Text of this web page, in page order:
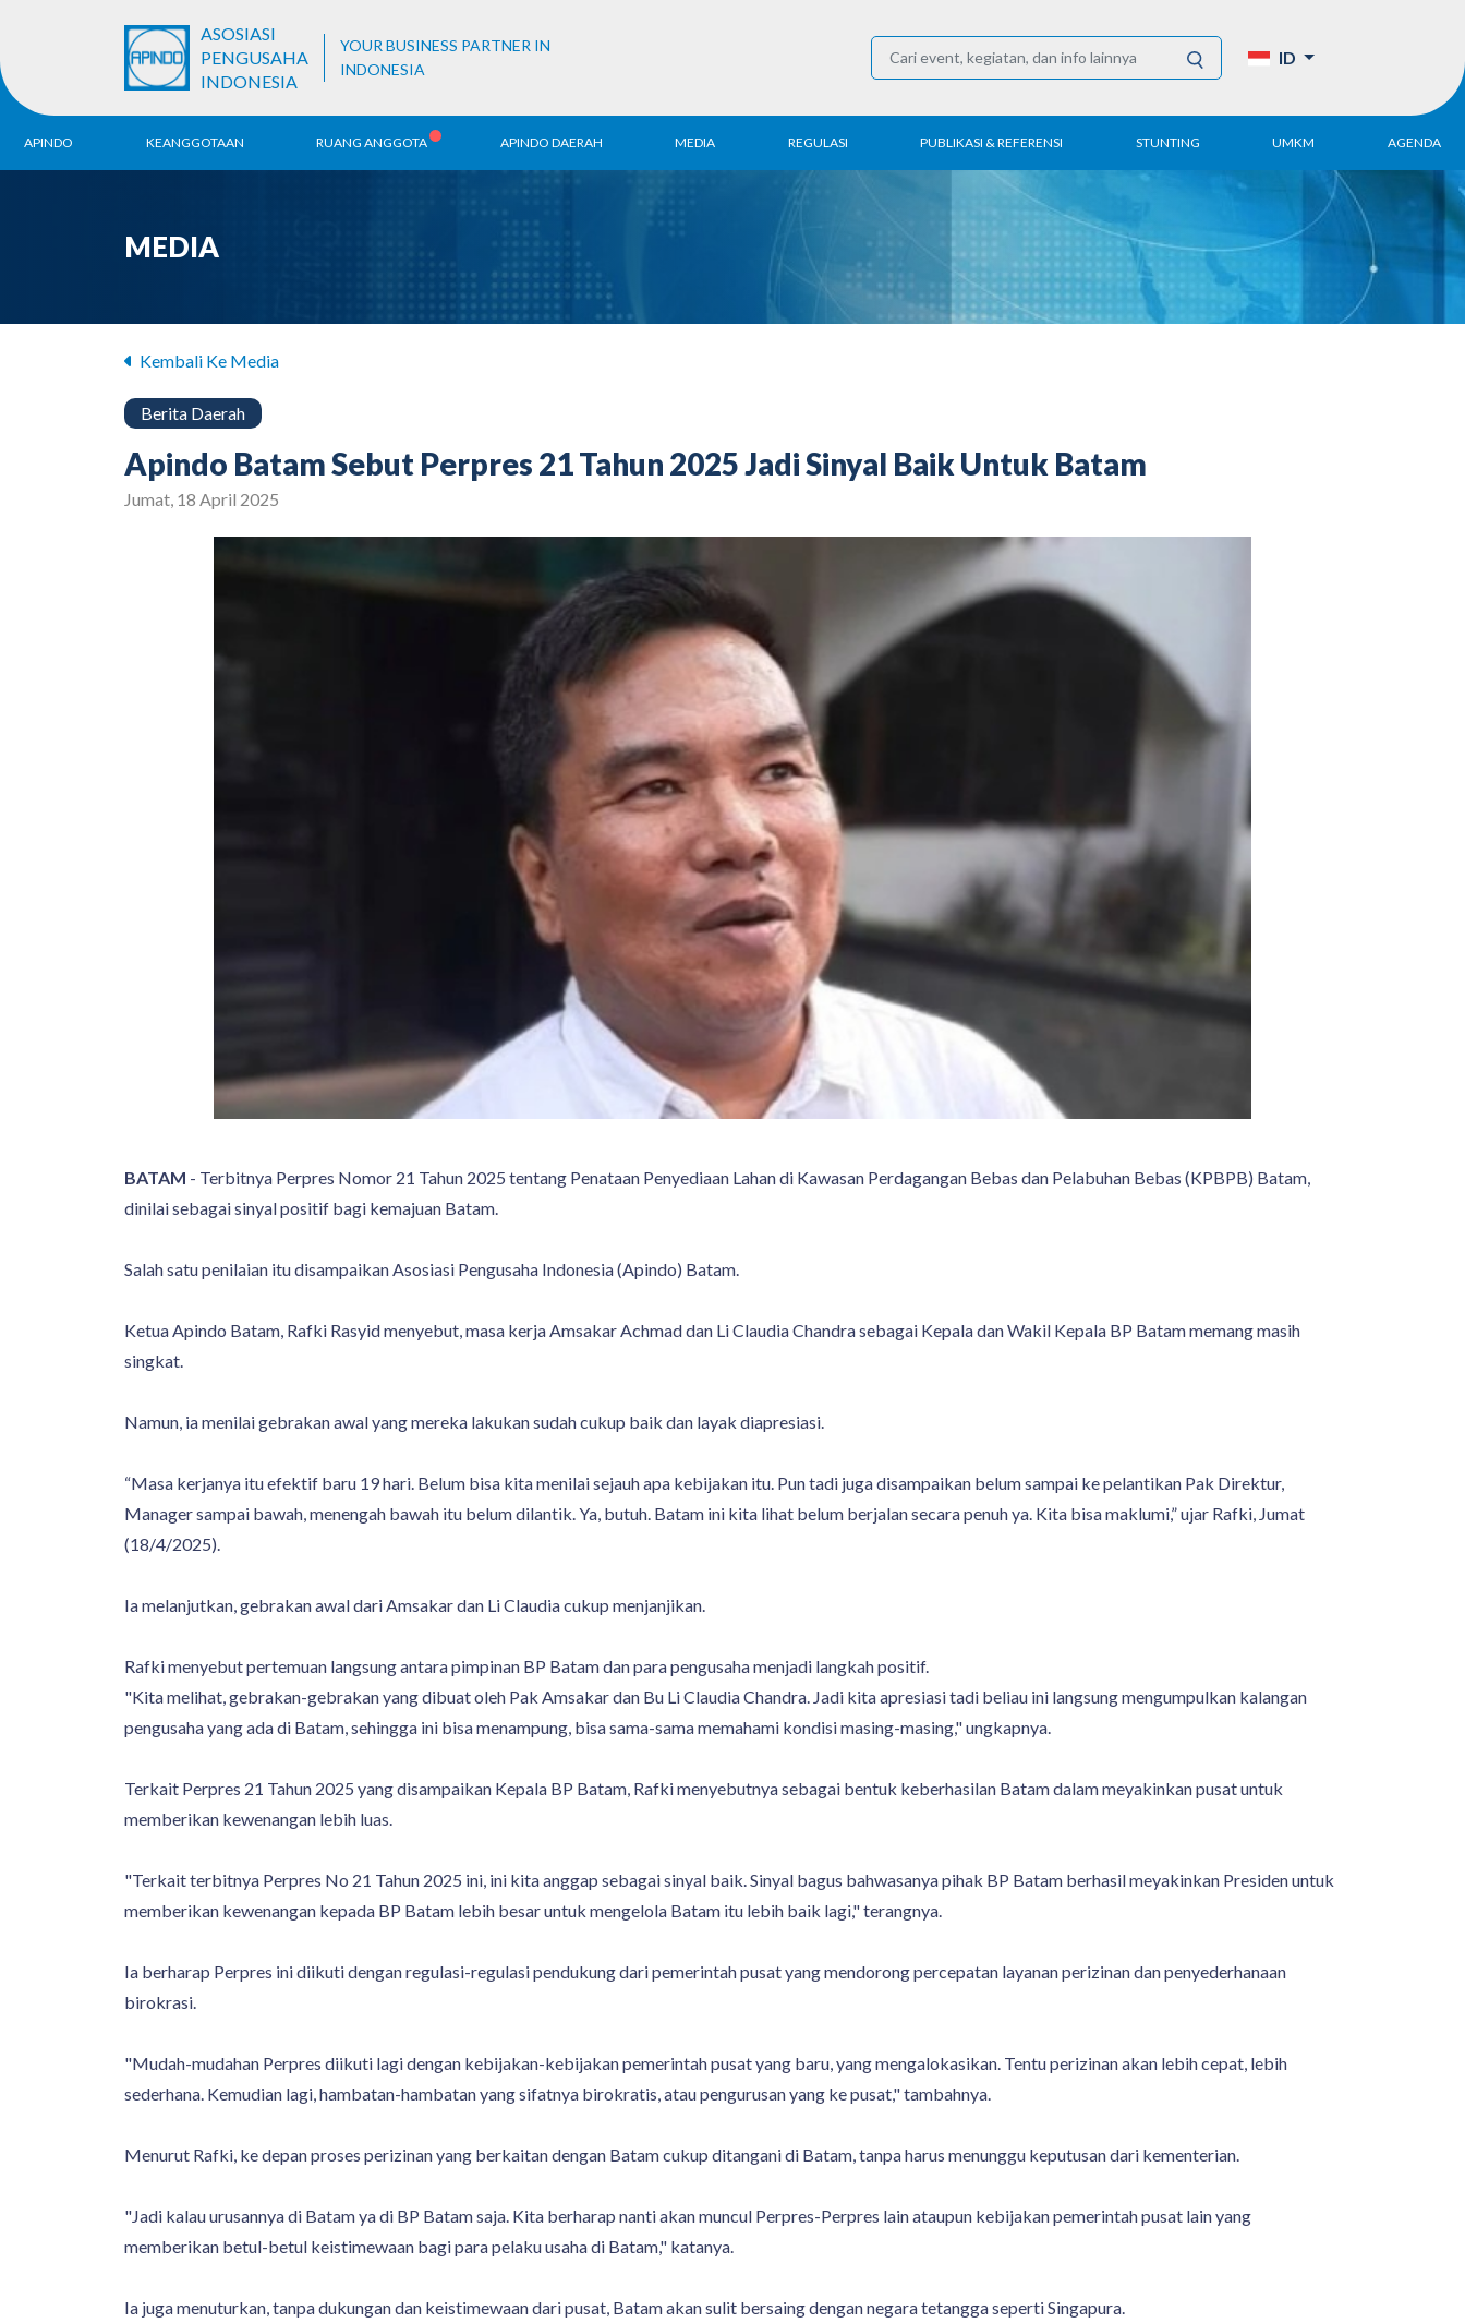
ASOSIASI
PENGUSAHA
INDONESIA
YOUR BUSINESS PARTNER IN
INDONESIA
ID
APINDO KEANGGOTAAN RUANG ANGGOTA APINDO DAERAH MEDIA REGULASI PUBLIKASI & REFERENSI
Buletin Elektronik
STUNTING UMKM
UMKM DPN Apindo
APINDO UMKM
Kegiatan
DPN/DPP/DPK
AGENDA
MEDIA
Kembali Ke Media
Berita Daerah
Apindo Batam Sebut Perpres 21 Tahun 2025 Jadi Sinyal Baik Untuk Batam
Jumat, 18 April 2025
BATAM - Terbitnya Perpres Nomor 21 Tahun 2025 tentang Penataan Penyediaan Lahan di Kawasan Perdagangan Bebas dan Pelabuhan Bebas (KPBPB) Batam,
dinilai sebagai sinyal positif bagi kemajuan Batam.
Salah satu penilaian itu disampaikan Asosiasi Pengusaha Indonesia (Apindo) Batam.
Ketua Apindo Batam, Rafki Rasyid menyebut, masa kerja Amsakar Achmad dan Li Claudia Chandra sebagai Kepala dan Wakil Kepala BP Batam memang masih
singkat.
Namun, ia menilai gebrakan awal yang mereka lakukan sudah cukup baik dan layak diapresiasi.
“Masa kerjanya itu efektif baru 19 hari. Belum bisa kita menilai sejauh apa kebijakan itu. Pun tadi juga disampaikan belum sampai ke pelantikan Pak Direktur,
Manager sampai bawah, menengah bawah itu belum dilantik. Ya, butuh. Batam ini kita lihat belum berjalan secara penuh ya. Kita bisa maklumi,” ujar Rafki, Jumat
(18/4/2025).
Ia melanjutkan, gebrakan awal dari Amsakar dan Li Claudia cukup menjanjikan.
Rafki menyebut pertemuan langsung antara pimpinan BP Batam dan para pengusaha menjadi langkah positif.
"Kita melihat, gebrakan-gebrakan yang dibuat oleh Pak Amsakar dan Bu Li Claudia Chandra. Jadi kita apresiasi tadi beliau ini langsung mengumpulkan kalangan
pengusaha yang ada di Batam, sehingga ini bisa menampung, bisa sama-sama memahami kondisi masing-masing," ungkapnya.
Terkait Perpres 21 Tahun 2025 yang disampaikan Kepala BP Batam, Rafki menyebutnya sebagai bentuk keberhasilan Batam dalam meyakinkan pusat untuk
memberikan kewenangan lebih luas.
"Terkait terbitnya Perpres No 21 Tahun 2025 ini, ini kita anggap sebagai sinyal baik. Sinyal bagus bahwasanya pihak BP Batam berhasil meyakinkan Presiden untuk
memberikan kewenangan kepada BP Batam lebih besar untuk mengelola Batam itu lebih baik lagi," terangnya.
Ia berharap Perpres ini diikuti dengan regulasi-regulasi pendukung dari pemerintah pusat yang mendorong percepatan layanan perizinan dan penyederhanaan
birokrasi.
"Mudah-mudahan Perpres diikuti lagi dengan kebijakan-kebijakan pemerintah pusat yang baru, yang mengalokasikan. Tentu perizinan akan lebih cepat, lebih
sederhana. Kemudian lagi, hambatan-hambatan yang sifatnya birokratis, atau pengurusan yang ke pusat," tambahnya.
Menurut Rafki, ke depan proses perizinan yang berkaitan dengan Batam cukup ditangani di Batam, tanpa harus menunggu keputusan dari kementerian.
"Jadi kalau urusannya di Batam ya di BP Batam saja. Kita berharap nanti akan muncul Perpres-Perpres lain ataupun kebijakan pemerintah pusat lain yang
memberikan betul-betul keistimewaan bagi para pelaku usaha di Batam," katanya.
Ia juga menuturkan, tanpa dukungan dan keistimewaan dari pusat, Batam akan sulit bersaing dengan negara tetangga seperti Singapura.